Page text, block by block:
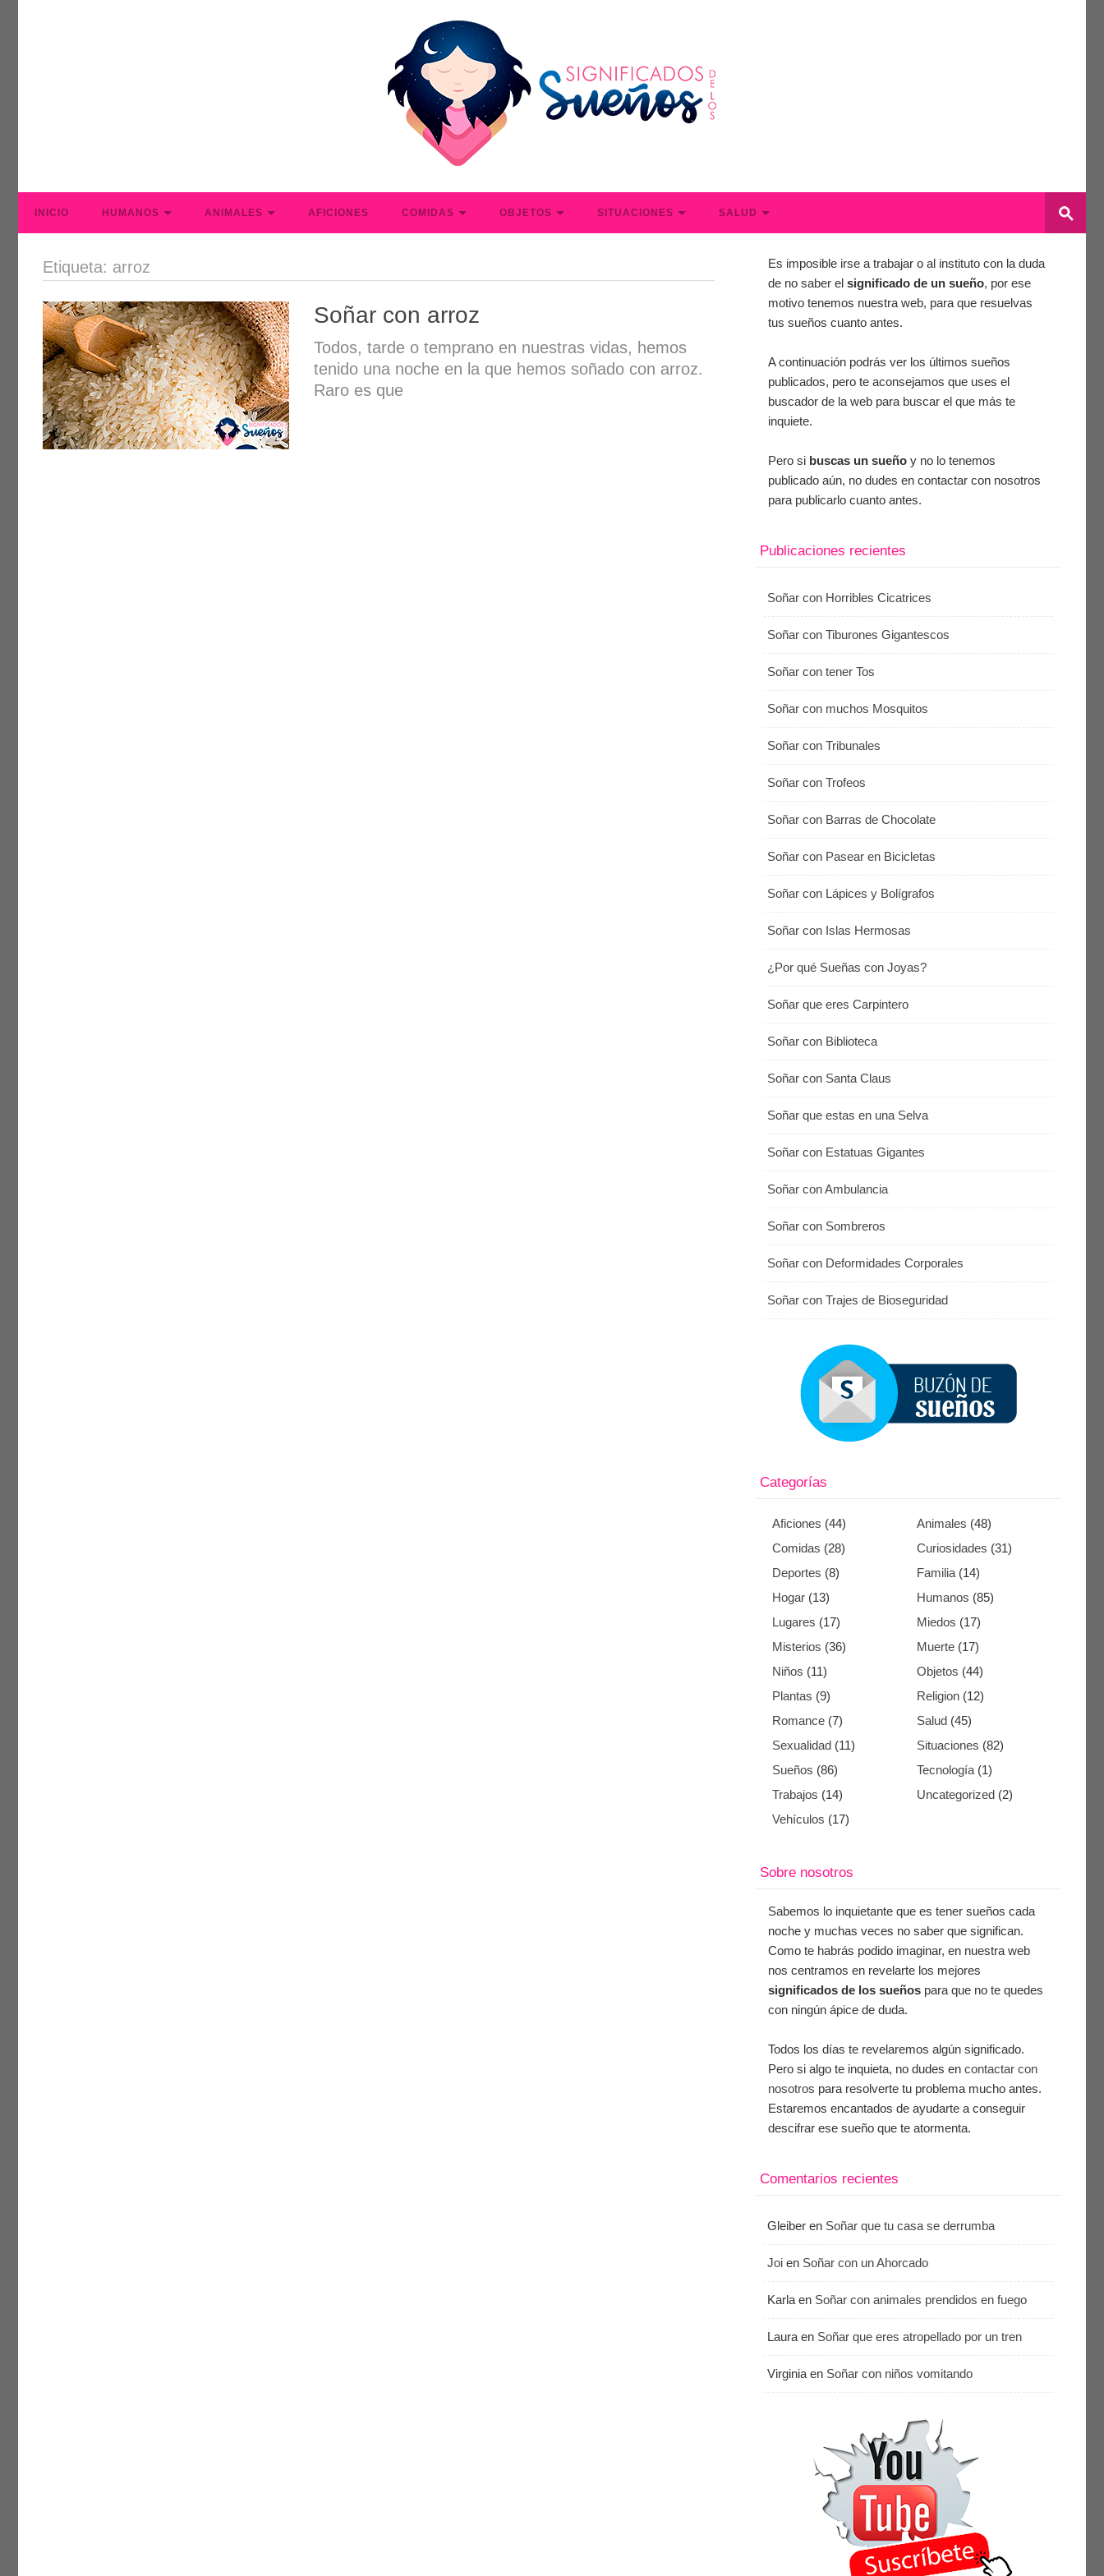
INICIO HUMANOS ANIMALES AFICIONES COMIDAS OBJETOS SITUACIONES SALUD
Etiqueta: arroz
Soñar con arroz
Todos, tarde o temprano en nuestras vidas, hemos
tenido una noche en la que hemos soñado con arroz.
Raro es que
Es imposible irse a trabajar o al instituto con la duda
de no saber el significado de un sueño, por ese
motivo tenemos nuestra web, para que resuelvas
tus sueños cuanto antes.
A continuación podrás ver los últimos sueños
publicados, pero te aconsejamos que uses el
buscador de la web para buscar el que más te
inquiete.
Pero si buscas un sueño y no lo tenemos
publicado aún, no dudes en contactar con nosotros
para publicarlo cuanto antes.
Publicaciones recientes
Soñar con Horribles Cicatrices
Soñar con Tiburones Gigantescos
Soñar con tener Tos
Soñar con muchos Mosquitos
Soñar con Tribunales
Soñar con Trofeos
Soñar con Barras de Chocolate
Soñar con Pasear en Bicicletas
Soñar con Lápices y Bolígrafos
Soñar con Islas Hermosas
¿Por qué Sueñas con Joyas?
Soñar que eres Carpintero
Soñar con Biblioteca
Soñar con Santa Claus
Soñar que estas en una Selva
Soñar con Estatuas Gigantes
Soñar con Ambulancia
Soñar con Sombreros
Soñar con Deformidades Corporales
Soñar con Trajes de Bioseguridad
Categorías
Aficiones (44) Animales (48)
Comidas (28) Curiosidades (31)
Deportes (8) Familia (14)
Hogar (13) Humanos (85)
Lugares (17) Miedos (17)
Misterios (36) Muerte (17)
Niños (11) Objetos (44)
Plantas (9) Religion (12)
Romance (7) Salud (45)
Sexualidad (11) Situaciones (82)
Sueños (86) Tecnología (1)
Trabajos (14) Uncategorized (2)
Vehículos (17)
Sobre nosotros
Sabemos lo inquietante que es tener sueños cada
noche y muchas veces no saber que significan.
Como te habrás podido imaginar, en nuestra web
nos centramos en revelarte los mejores
significados de los sueños para que no te quedes
con ningún ápice de duda.
Todos los días te revelaremos algún significado.
Pero si algo te inquieta, no dudes en contactar con
nosotros para resolverte tu problema mucho antes.
Estaremos encantados de ayudarte a conseguir
descifrar ese sueño que te atormenta.
Comentarios recientes
Gleiber en Soñar que tu casa se derrumba
Joi en Soñar con un Ahorcado
Karla en Soñar con animales prendidos en fuego
Laura en Soñar que eres atropellado por un tren
Virginia en Soñar con niños vomitando